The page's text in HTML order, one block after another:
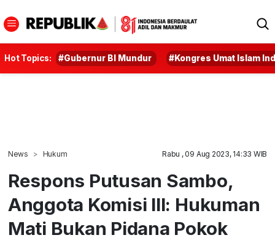
Hot Topics: #Gubernur BI Mundur #Kongres Umat Islam
News Hukum Rabu , 09 Aug 2023, 14:33 WIB
Respons Putusan Sambo,
Anggota Komisi III: Hukuman
Mati Bukan Pidana Pokok